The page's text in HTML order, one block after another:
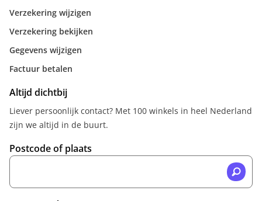
Verzekering wijzigen
Verzekering bekijken
Gegevens wijzigen
Factuur betalen
Altijd dichtbij
Liever persoonlijk contact? Met 100 winkels in heel Nederland
zijn we altijd in de buurt.
Postcode of plaats